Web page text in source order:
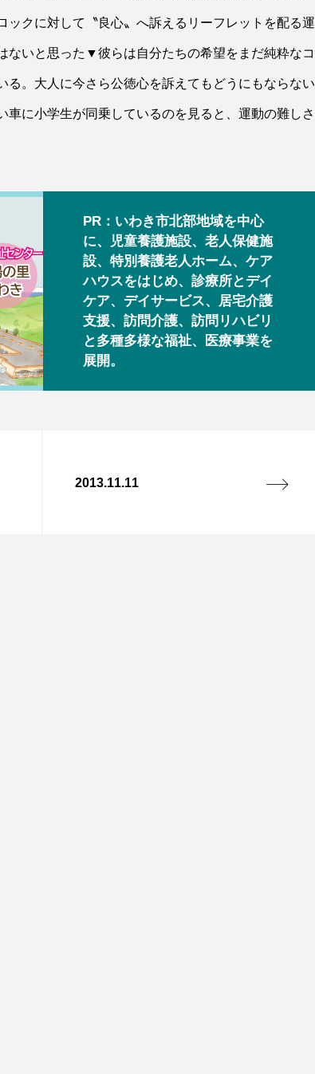
ックに対して〝良心〟へ訴えるリーフレットを配る運
ないと思った▼彼らは自分たちの希望をまだ純粋なコ
る。大人に今さら公徳心を訴えてもどうにもならない
車に小学生が同乗しているのを見ると、運動の難しさ
PR：いわき市北部地域を中心
に、児童養護施設、老人保健施
設、特別養護老人ホーム、ケア
ハウスをはじめ、診療所とデイ
ケア、デイサービス、居宅介護
支援、訪問介護、訪問リハビリ
と多種多様な福祉、医療事業を
展開。
2013.11.11